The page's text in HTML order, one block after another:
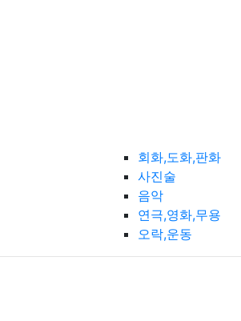
회화,도화,판화
사진술
음악
연극,영화,무용
오락,운동